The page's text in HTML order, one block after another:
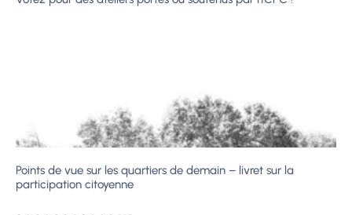
Points de vue sur les quartiers de demain – livret sur la
participation citoyenne